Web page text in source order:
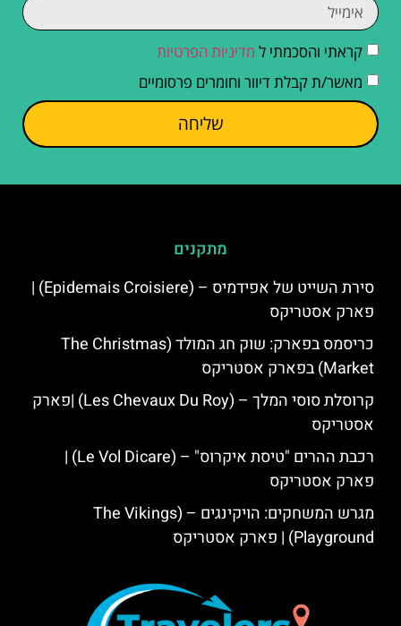
קראתי והסכמתי ל מדיניות הפרטיות
מאשר/ת קבלת דיוור וחומרים פרסומיים
שליחה
מתקנים
סירת השייט של אפידמיס – (Epidemais Croisiere) |
פארק אסטריקס
כריסמס בפארק: שוק חג המולד (The Christmas
Market) בפארק אסטריקס
קרוסלת סוסי המלך – (Les Chevaux Du Roy) |פארק
אסטריקס
רכבת ההרים "טיסת איקרוס" – (Le Vol Dicare) |
פארק אסטריקס
מגרש המשחקים: הויקינגים – (The Vikings
Playground) | פארק אסטריקס